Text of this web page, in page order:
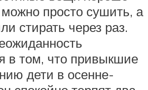
просто сушить, а
стирать через раз.
в том, что привыкшие
дети в осенне-